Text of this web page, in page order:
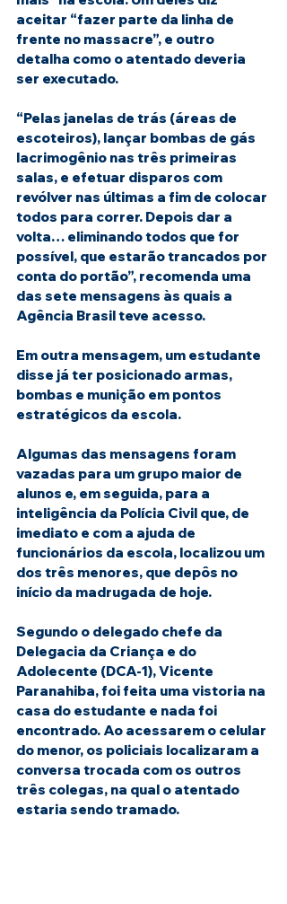
aceitar “fazer parte da linha de
frente no massacre”, e outro
detalha como o atentado deveria
ser executado.
“Pelas janelas de trás (áreas de
escoteiros), lançar bombas de gás
lacrimogênio nas três primeiras
salas, e efetuar disparos com
revólver nas últimas a fim de colocar
todos para correr. Depois dar a
volta… eliminando todos que for
possível, que estarão trancados por
conta do portão”, recomenda uma
das sete mensagens às quais a
Agência Brasil teve acesso.
Em outra mensagem, um estudante
disse já ter posicionado armas,
bombas e munição em pontos
estratégicos da escola.
Algumas das mensagens foram
vazadas para um grupo maior de
alunos e, em seguida, para a
inteligência da Polícia Civil que, de
imediato e com a ajuda de
funcionários da escola, localizou um
dos três menores, que depôs no
início da madrugada de hoje.
Segundo o delegado chefe da
Delegacia da Criança e do
Adolecente (DCA-1), Vicente
Paranahiba, foi feita uma vistoria na
casa do estudante e nada foi
encontrado. Ao acessarem o celular
do menor, os policiais localizaram a
conversa trocada com os outros
três colegas, na qual o atentado
estaria sendo tramado.